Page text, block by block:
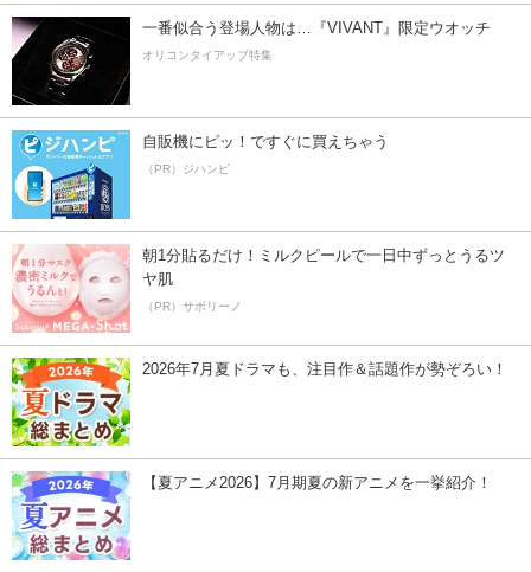
一番似合う登場人物は…『VIVANT』限定ウオッチ
オリコンタイアップ特集
自販機にピッ！ですぐに買えちゃう
（PR）ジハンピ
朝1分貼るだけ！ミルクピールで一日中ずっとうるツ
ヤ肌
（PR）サボリーノ
2026年7月夏ドラマも、注目作＆話題作が勢ぞろい！
【夏アニメ2026】7月期夏の新アニメを一挙紹介！